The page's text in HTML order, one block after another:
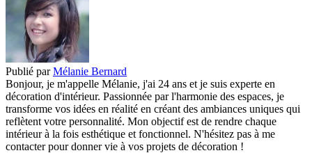
Publié par Mélanie Bernard
Bonjour, je m'appelle Mélanie, j'ai 24 ans et je suis experte en
décoration d'intérieur. Passionnée par l'harmonie des espaces, je
transforme vos idées en réalité en créant des ambiances uniques qui
reflètent votre personnalité. Mon objectif est de rendre chaque
intérieur à la fois esthétique et fonctionnel. N'hésitez pas à me
contacter pour donner vie à vos projets de décoration !